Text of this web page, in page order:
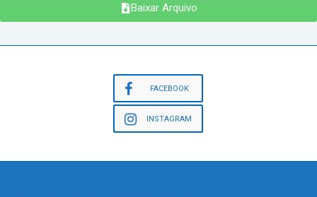
Baixar Arquivo
FACEBOOK
INSTAGRAM